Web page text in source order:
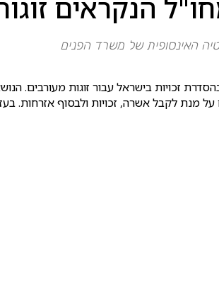
הנקראים
האינסופית של משרד הפנים
עו"ד בנטוב המתמחה בהסדרת זכויות בישראל עבור
לקבל אשרה, זכויות ולבסוף אזרחות.